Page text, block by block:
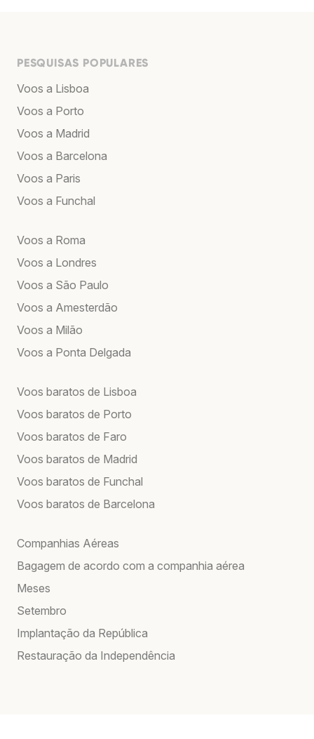
PESQUISAS POPULARES
Voos a Lisboa
Voos a Porto
Voos a Madrid
Voos a Barcelona
Voos a Paris
Voos a Funchal
Voos a Roma
Voos a Londres
Voos a São Paulo
Voos a Amesterdão
Voos a Milão
Voos a Ponta Delgada
Voos baratos de Lisboa
Voos baratos de Porto
Voos baratos de Faro
Voos baratos de Madrid
Voos baratos de Funchal
Voos baratos de Barcelona
Companhias Aéreas
Bagagem de acordo com a companhia aérea
Meses
Setembro
Implantação da República
Restauração da Independência